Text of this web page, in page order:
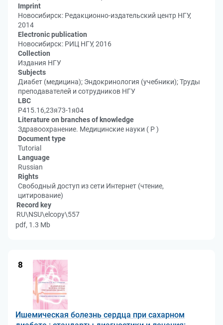
Imprint
Новосибирск: Редакционно-издательский центр НГУ,
2014
Electronic publication
Новосибирск: РИЦ НГУ, 2016
Collection
Издания НГУ
Subjects
Диабет (медицина); Эндокринология (учебники); Труды
преподавателей и сотрудников НГУ
LBC
Р415.16,23я73-1я04
Literature on branches of knowledge
Здравоохранение. Медицинские науки ( Р )
Document type
Tutorial
Language
Russian
Rights
Свободный доступ из сети Интернет (чтение,
цитирование)
Record key
RU\NSU\elcopy\557
pdf, 1.3 Mb
8
Ишемическая болезнь сердца при сахарном